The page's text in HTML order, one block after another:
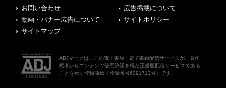
お問い合わせ
広告掲載について
動画・バナー広告について
サイトポリシー
サイトマップ
ABJマークは、この電子書店・電子書籍配信サービスが、著作
権者からコンテンツ使用許諾を得た正規版配信サービスである
ことを示す登録商標（登録番号6091713号）です。